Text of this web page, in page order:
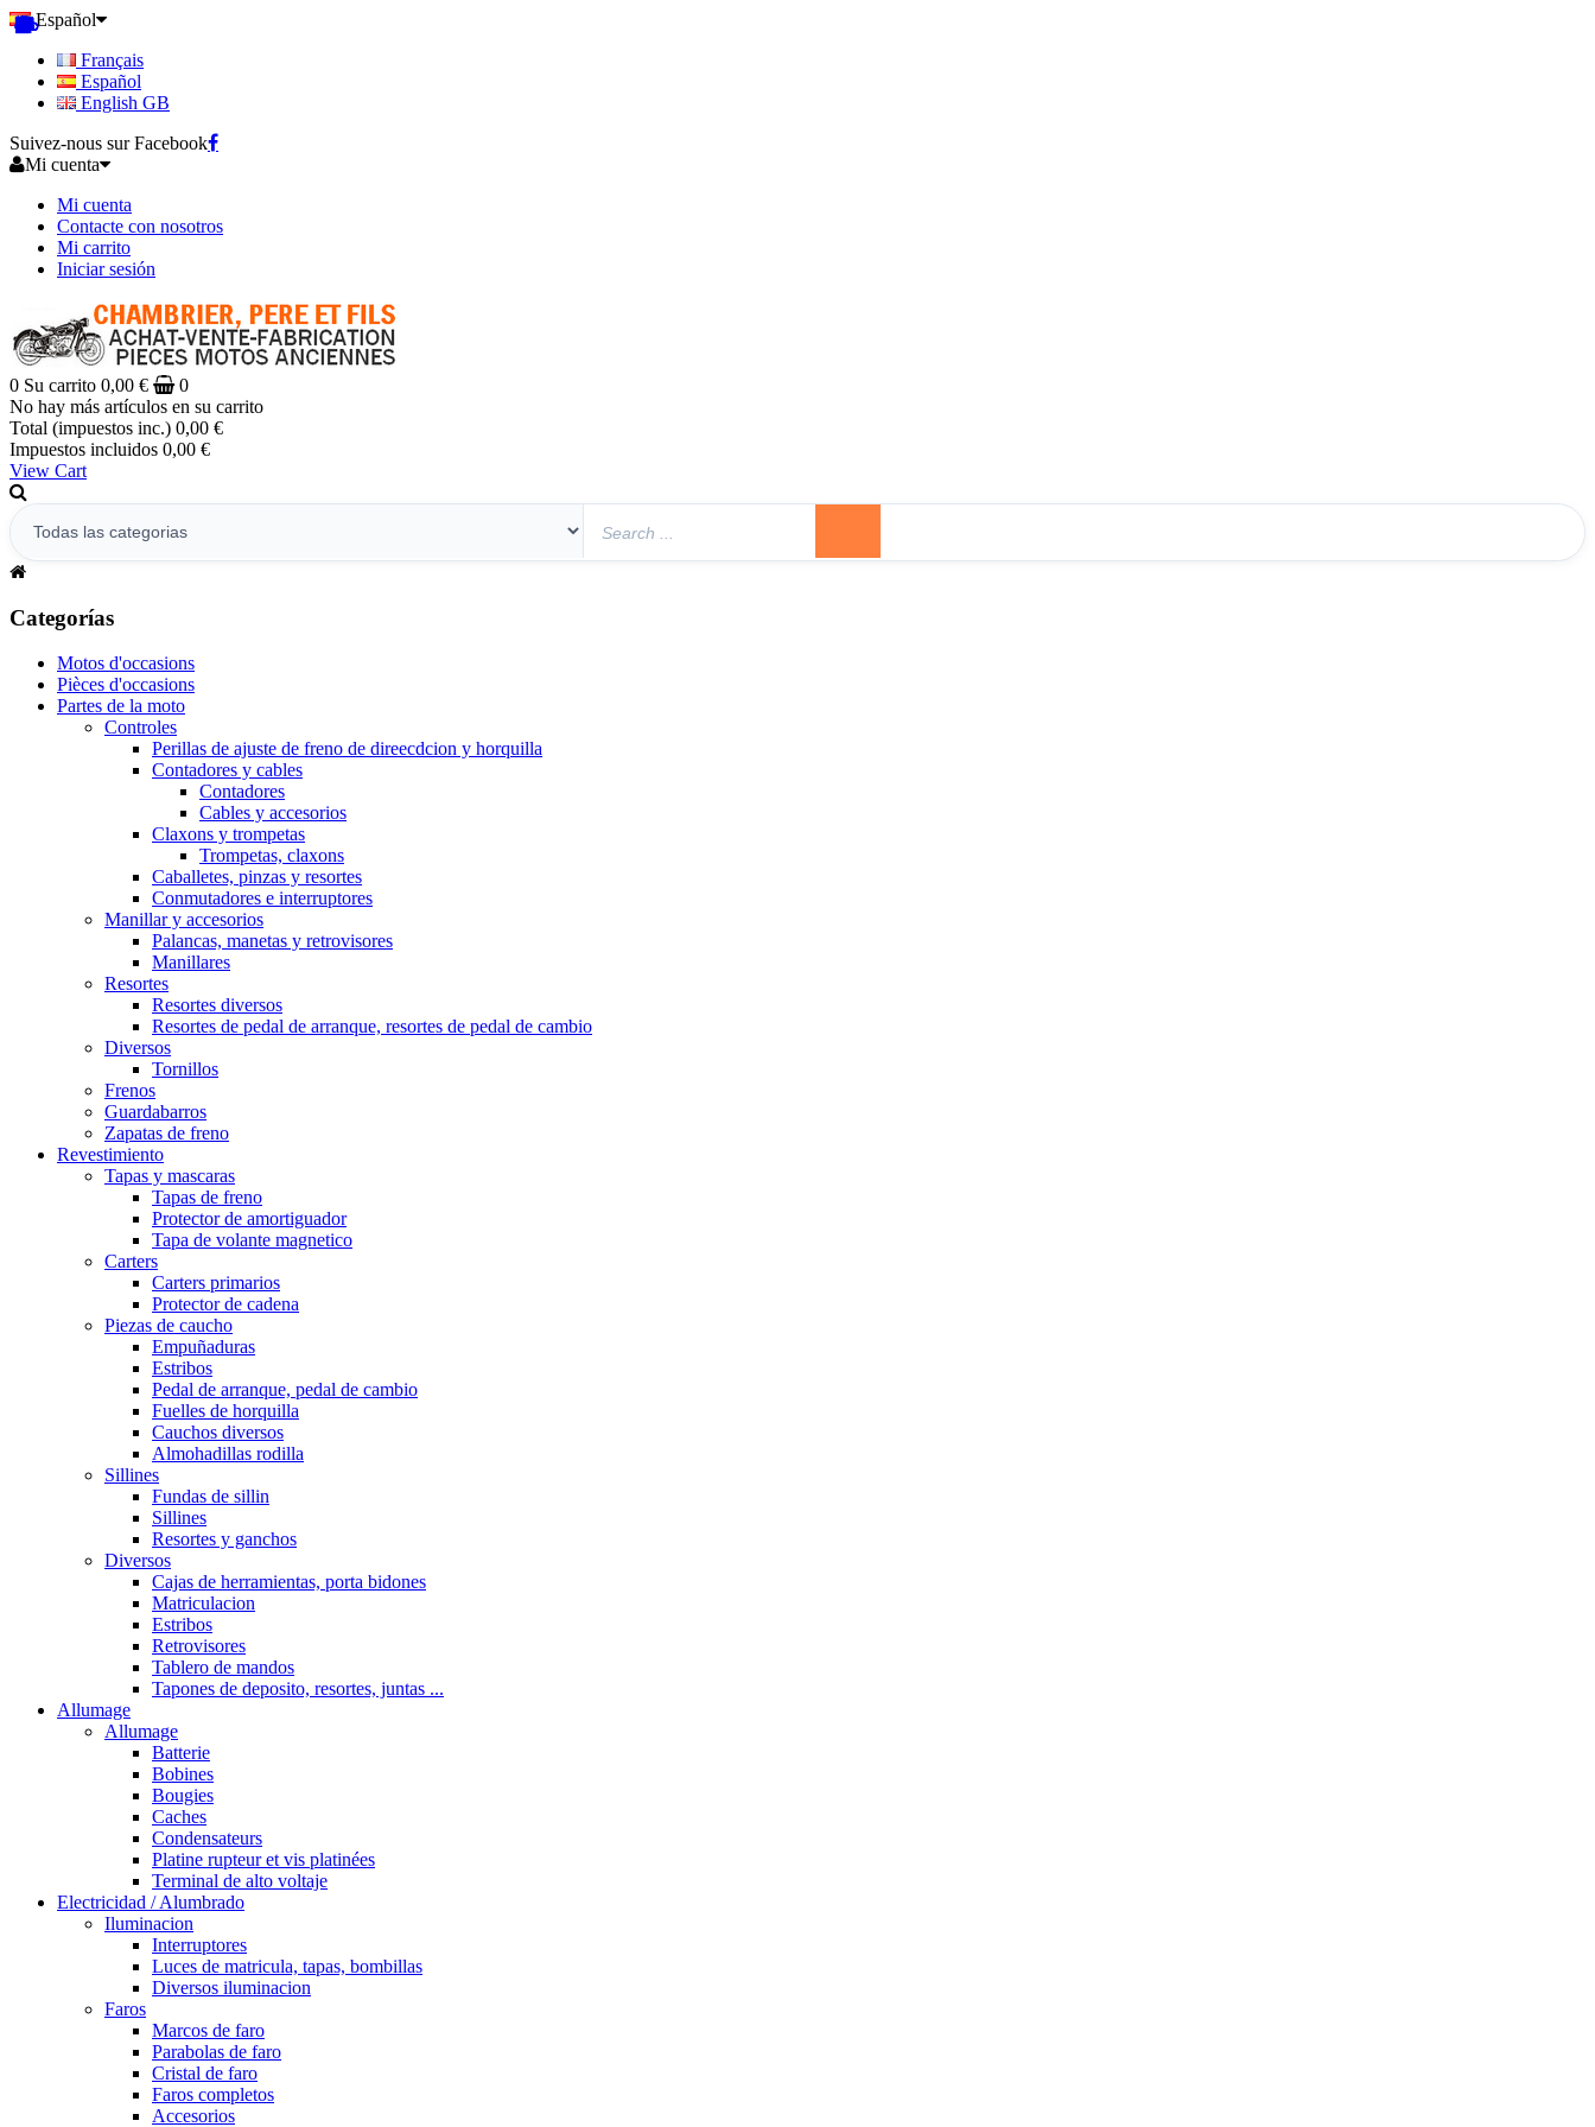
Español
Français
Español
English GB
Suivez-nous sur Facebook
Mi cuenta
Mi cuenta
Contacte con nosotros
Mi carrito
Iniciar sesión
0 Su carrito 0,00 €
0
No hay más artículos en su carrito
Total (impuestos inc.) 0,00 €
Impuestos incluidos 0,00 €
View Cart
Categorías
Motos d'occasions
Pièces d'occasions
Partes de la moto
Controles
Perillas de ajuste de freno de direecdcion y horquilla
Contadores y cables
Contadores
Cables y accesorios
Claxons y trompetas
Trompetas, claxons
Caballetes, pinzas y resortes
Conmutadores e interruptores
Manillar y accesorios
Palancas, manetas y retrovisores
Manillares
Resortes
Resortes diversos
Resortes de pedal de arranque, resortes de pedal de cambio
Diversos
Tornillos
Frenos
Guardabarros
Zapatas de freno
Revestimiento
Tapas y mascaras
Tapas de freno
Protector de amortiguador
Tapa de volante magnetico
Carters
Carters primarios
Protector de cadena
Piezas de caucho
Empuñaduras
Estribos
Pedal de arranque, pedal de cambio
Fuelles de horquilla
Cauchos diversos
Almohadillas rodilla
Sillines
Fundas de sillin
Sillines
Resortes y ganchos
Diversos
Cajas de herramientas, porta bidones
Matriculacion
Estribos
Retrovisores
Tablero de mandos
Tapones de deposito, resortes, juntas ...
Allumage
Allumage
Batterie
Bobines
Bougies
Caches
Condensateurs
Platine rupteur et vis platinées
Terminal de alto voltaje
Electricidad / Alumbrado
Iluminacion
Interruptores
Luces de matricula, tapas, bombillas
Diversos iluminacion
Faros
Marcos de faro
Parabolas de faro
Cristal de faro
Faros completos
Accesorios